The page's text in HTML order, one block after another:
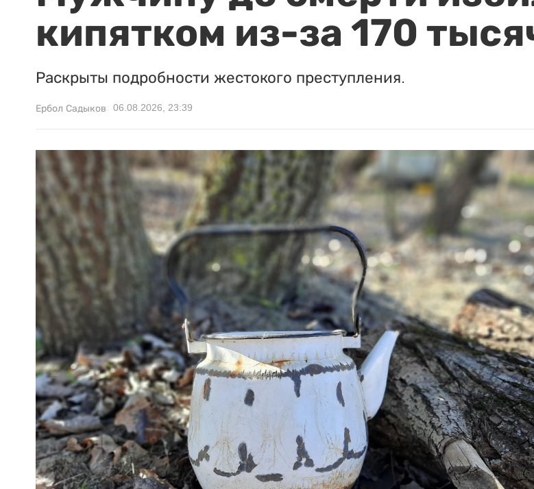
кипятком из-за 170
Раскрыты подробности жестокого преступления.
Ербол Садыков 06.08.2026, 23:39